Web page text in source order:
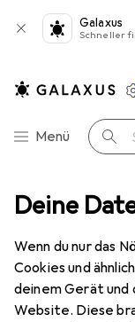
Deine
Wenn du nur das
Cookies und
deinem Gerät und
Website. Diese
Galaxus
Schneller
Navigation nach
Menü Suche
Garten
Produkte Forum